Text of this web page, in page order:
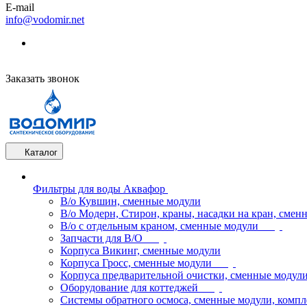
E-mail
info@vodomir.net
Заказать звонок
Каталог
Фильтры для воды Аквафор
В/о Кувшин, сменные модули
В/о Модерн, Стирон, краны, насадки на кран,
В/о с отдельным краном, сменные модули
Запчасти для В/О
Корпуса Викинг, сменные модули
Корпуса Гросс, сменные модули
Корпуса предварительной очистки, сменные модули
Оборудование для коттеджей
Системы обратного осмоса, сменные модули,